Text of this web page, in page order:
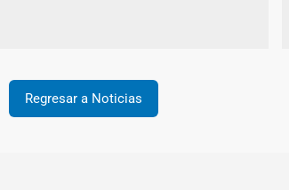
Regresar a Noticias